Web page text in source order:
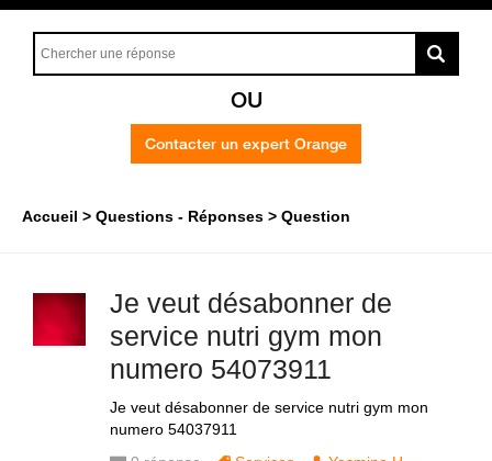
OU
Contacter un expert Orange
Accueil Questions - Réponses Question
Je veut désabonner de
service nutri gym mon
numero 54073911
Je veut désabonner de service nutri gym mon
numero 54037911